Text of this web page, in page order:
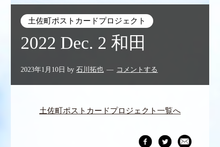
土佐町ポストカードプロジェクト
2022 Dec. 2 和田
2023年1月10日 by石川拓也 コメントする
土佐町ポストカードプロジェクト一覧へ